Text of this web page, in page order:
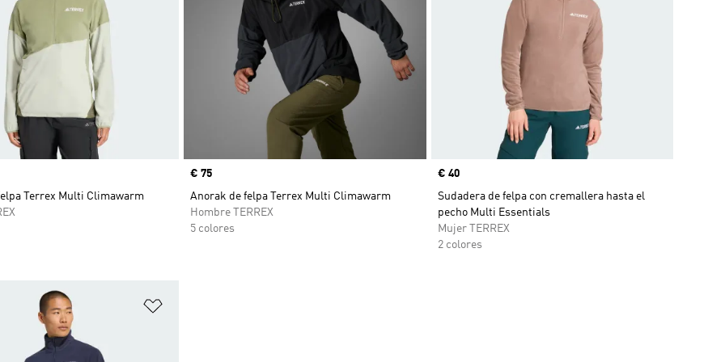
Terrex Multi Climawarm
Precio
€ 75
Anorak de felpa Terrex Multi Climawarm
Hombre TERREX
5 colores
Precio
€ 40
Sudadera de felpa con cremallera hasta el
pecho Multi Essentials
Mujer TERREX
2 colores
de deseos